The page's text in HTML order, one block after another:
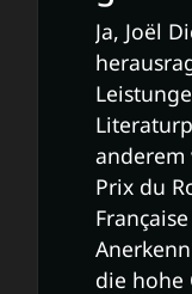
Ja, Joël
anderem
Prix du
die hohe